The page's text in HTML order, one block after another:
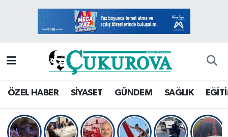
ÖZEL HABER SİYASET GÜNDEM SAĞLIK
Mersin Hava Durumu
Mersin Namaz Vakitleri
Mersin Trafik Yoğunluk Haritası